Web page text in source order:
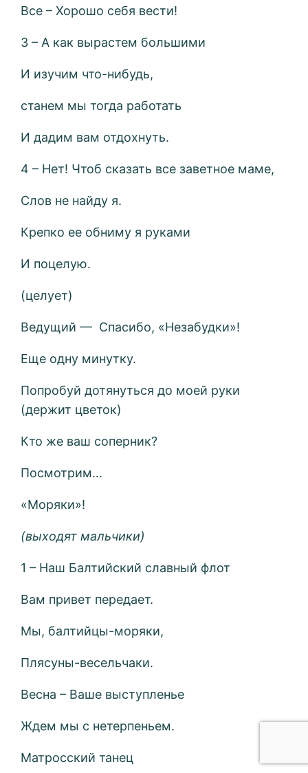
Все – Хорошо себя вести!
3 – А как вырастем большими
И изучим что-нибудь,
станем мы тогда работать
И дадим вам отдохнуть.
4 – Нет! Чтоб сказать все заветное маме,
Слов не найду я.
Крепко ее обниму я руками
И поцелую.
(целует)
Ведущий — Спасибо, «Незабудки»!
Еще одну минутку.
Попробуй дотянуться до моей руки
(держит цветок)
Кто же ваш соперник?
Посмотрим…
«Моряки»!
(выходят мальчики)
1 – Наш Балтийский славный флот
Вам привет передает.
Мы, балтийцы-моряки,
Плясуны-весельчаки.
Весна – Ваше выступленье
Ждем мы с нетерпеньем.
Матросский танец